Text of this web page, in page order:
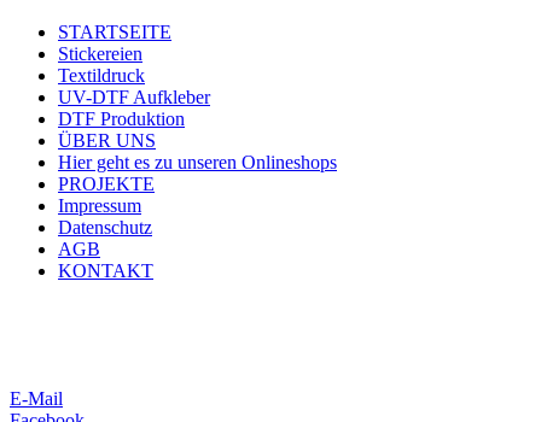
STARTSEITE
Stickereien
Textildruck
UV-DTF Aufkleber
DTF Produktion
ÜBER UNS
Hier geht es zu unseren Onlineshops
PROJEKTE
Impressum
Datenschutz
AGB
KONTAKT
E-Mail